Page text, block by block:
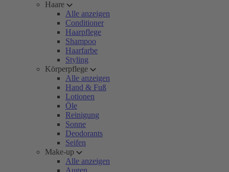
Haare
Alle anzeigen
Conditioner
Haarpflege
Shampoo
Haarfarbe
Styling
Körperpflege
Alle anzeigen
Hand & Fuß
Lotionen
Öle
Reinigung
Sonne
Deodorants
Seifen
Make-up
Alle anzeigen
Augen